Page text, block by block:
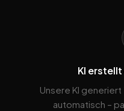
KI
Unsere KI
automatisch –